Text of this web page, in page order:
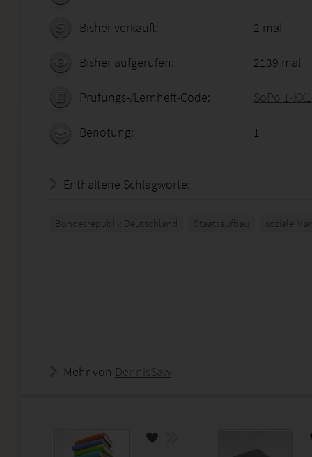
Bisher verkauft: 2 mal
Bisher aufgerufen: 2139 mal
Prüfungs-/Lernheft-Code: SoPo 1-
Benotung: 1
Enthaltene Schlagworte:
Bundesrepublik Deutschland Staatsaufbau soziale
Mehr von DennisSaw